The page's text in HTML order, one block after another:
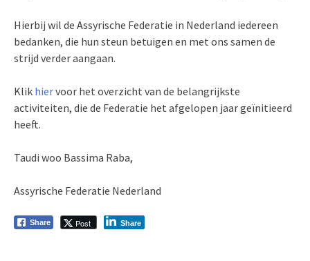
Hierbij wil de Assyrische Federatie in Nederland iedereen
bedanken, die hun steun betuigen en met ons samen de
strijd verder aangaan.
Klik hiervoor het overzicht van de belangrijkste
activiteiten, die de Federatie het afgelopen jaar geïnitieerd
heeft.
Taudi woo Bassima Raba,
Assyrische Federatie Nederland
Share Post Share